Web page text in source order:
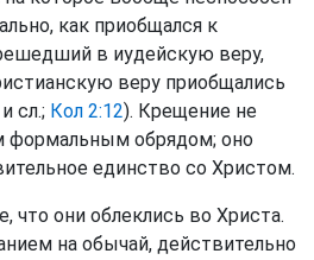
как приобщался к
в иудейскую веру,
веру приобщались
и сл.; Кол 2:12). Крещение не
формальным обрядом; оно
единство со Христом.
что они облеклись во Христа.
на обычай, действительно